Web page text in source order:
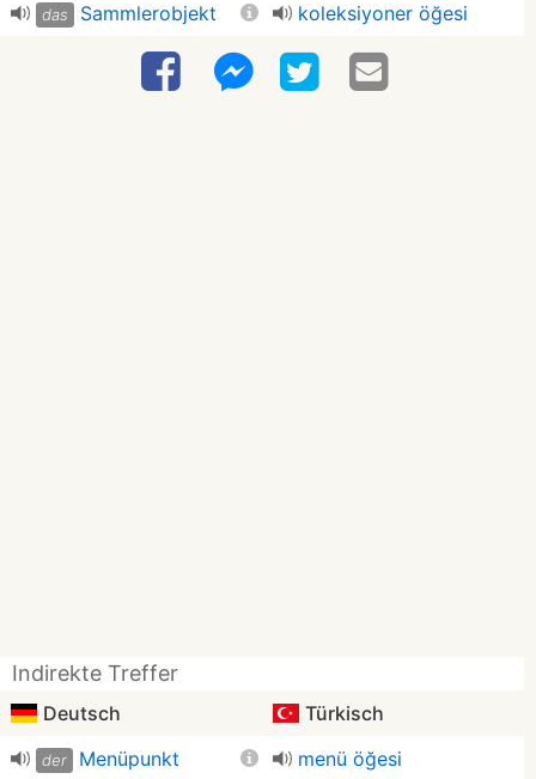
das Sammlerobjekt koleksiyoner öğesi
Indirekte Treffer
Deutsch Türkisch
der Menüpunkt menü öğesi